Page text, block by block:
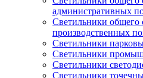
административных
Светильники общего
производственных
Светильники
Светильники
Светильники
Светильники